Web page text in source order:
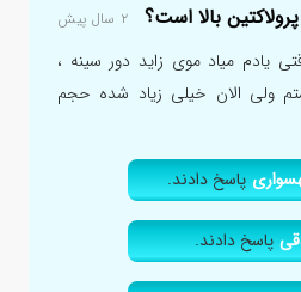
بالا است؟ ۲ سال پیش
یادم میاد موی زاید دور سینه ،
ولی الان خیلی زیاد شده حجم
پاسخ دادند.
پاسخ دادند.